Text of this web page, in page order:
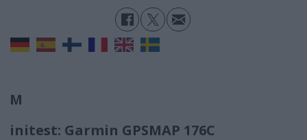
M
initest: Garmin GPSMAP 176C